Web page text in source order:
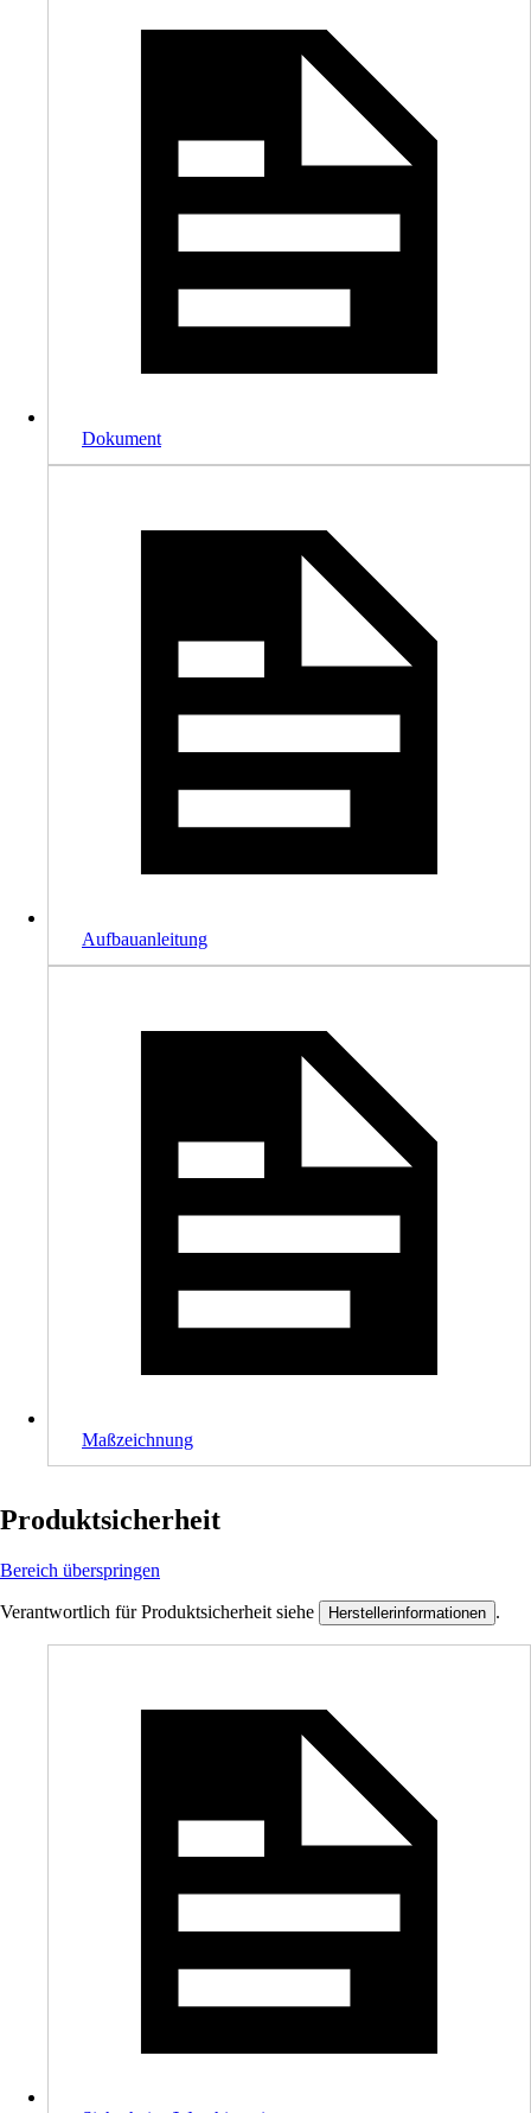
Dokument
Aufbauanleitung
Maßzeichnung
Produktsicherheit
Bereich überspringen
Verantwortlich für Produktsicherheit siehe Herstellerinformationen .